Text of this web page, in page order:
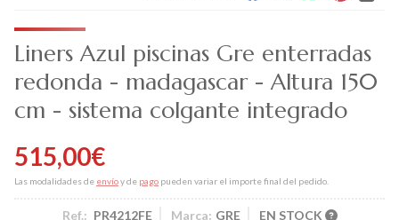
Liners Azul piscinas Gre enterradas
redonda - madagascar - Altura 150
cm - sistema colgante integrado
515,00€
Las modalidades de envíoy de pago pueden variar el importe final del pedido.
Ref.: PR4212FE Marca: GRE EN STOCK